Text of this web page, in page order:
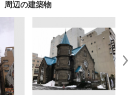
周辺の建築物